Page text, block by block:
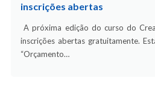
inscrições abertas
A próxima edição do curso do
inscrições abertas gratuitamente.
“Orçamento…